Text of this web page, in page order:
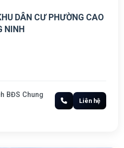
DÂN CƯ PHƯỜNG CAO
NINH
BĐS Chung
Liên hệ